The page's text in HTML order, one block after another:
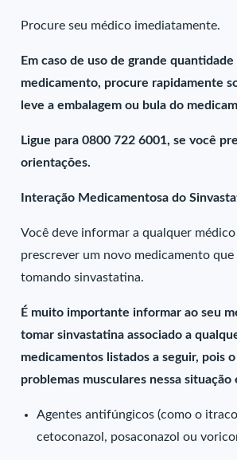
Procure seu médico imediatamente.
Em caso de uso de grande
medicamento, procure rapidamente
leve a embalagem ou bula do
Ligue para 0800 722 6001, se você
orientações.
Interação Medicamentosa do
Você deve informar a qualquer
prescrever um novo medicamento que
tomando sinvastatina.
É muito importante informar ao seu
tomar sinvastatina associado a
medicamentos listados a seguir, pois
problemas musculares nessa situação
Agentes antifúngicos (como o
cetoconazol, posaconazol ou